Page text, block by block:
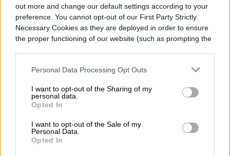
out more and change our default settings according to your
preference. You cannot opt-out of our First Party Strictly
Necessary Cookies as they are deployed in order to ensure
the proper functioning of our website (such as prompting the
Personal Data Processing Opt Outs
I want to opt-out of the Sharing of my
personal data.
Opted In
I want to opt-out of the Sale of my
Personal Data.
Opted In
Epic Games Store renovó su promoción
independientes que apuntan a públicos